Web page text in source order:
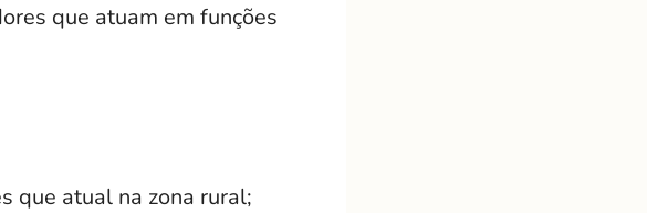
que atuam em funções
que atual na zona rural;